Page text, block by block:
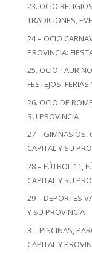
23. OCIO
TRADICIONES,
24 – OCIO
PROVINCIA:
25. OCIO
FESTEJOS,
26. OCIO DE
SU PROVINCIA
27 – GIMNASIOS,
CAPITAL Y SU
28 – FÚTBOL 11,
CAPITAL Y SU
29 – DEPORTES
Y SU PROVINCIA
3 – PISCINAS,
CAPITAL Y